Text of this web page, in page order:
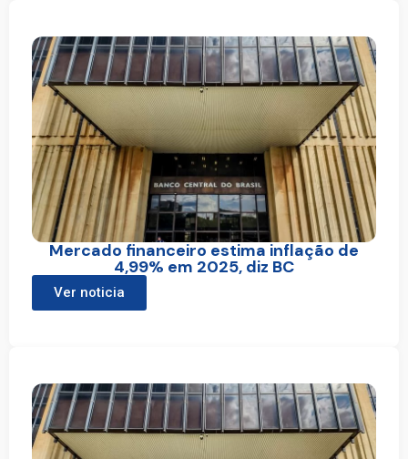
Mercado financeiro estima inflação de
4,99% em 2025, diz BC
Ver noticia